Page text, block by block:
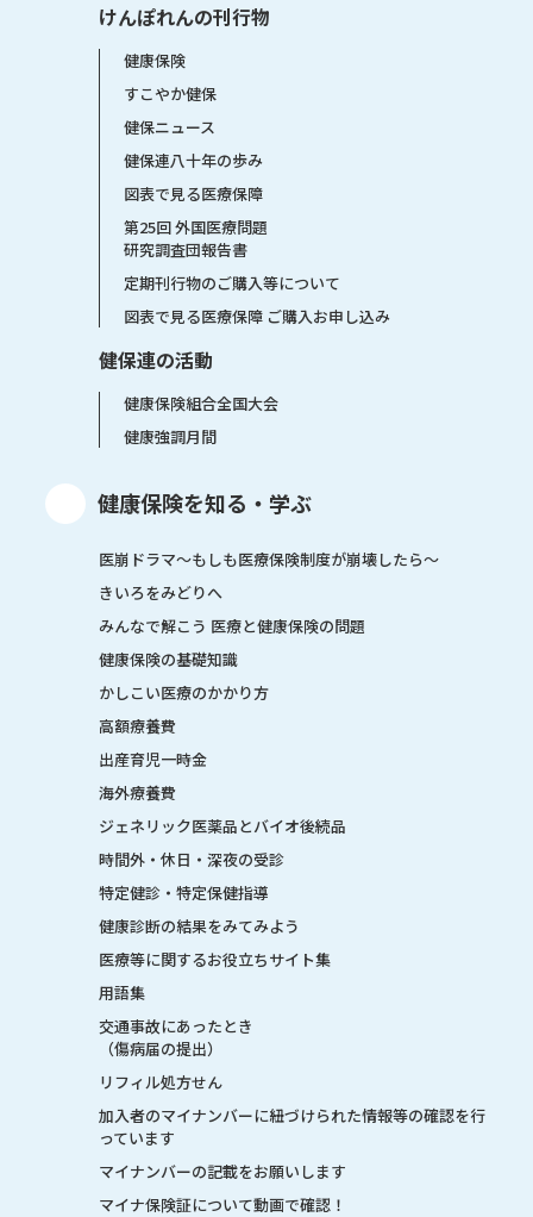
けんぽれんの刊行物
健康保険
すこやか健保
健保ニュース
健保連八十年の歩み
図表で見る医療保障
第25回 外国医療問題
研究調査団報告書
定期刊行物のご購入等について
図表で見る医療保障 ご購入お申し込み
健保連の活動
健康保険組合全国大会
健康強調月間
健康保険を知る・学ぶ
医崩ドラマ〜もしも医療保険制度が崩壊したら〜
きいろをみどりへ
みんなで解こう 医療と健康保険の問題
健康保険の基礎知識
かしこい医療のかかり方
高額療養費
出産育児一時金
海外療養費
ジェネリック医薬品とバイオ後続品
時間外・休日・深夜の受診
特定健診・特定保健指導
健康診断の結果をみてみよう
医療等に関するお役立ちサイト集
用語集
交通事故にあったとき
（傷病届の提出）
リフィル処方せん
加入者のマイナンバーに紐づけられた情報等の確認を行
っています
マイナンバーの記載をお願いします
マイナ保険証について動画で確認！